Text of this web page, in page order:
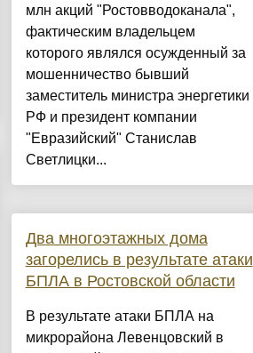
млн акций "Ростовводоканала",
фактическим владельцем
которого являлся осужденный за
мошенничество бывший
заместитель министра энергетики
РФ и президент компании
"Евразийский" Станислав
Светлицки...
Два многоэтажных дома
загорелись в результате атаки
БПЛА в Ростовской области
В результате атаки БПЛА на
микрорайона Левенцовский в